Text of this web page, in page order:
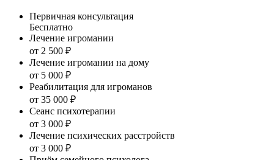
Первичная консультация
Бесплатно
Лечение игромании
от 2 500 ₽
Лечение игромании на дому
от 5 000 ₽
Реабилитация для игроманов
от 35 000 ₽
Сеанс психотерапии
от 3 000 ₽
Лечение психических расстройств
от 3 000 ₽